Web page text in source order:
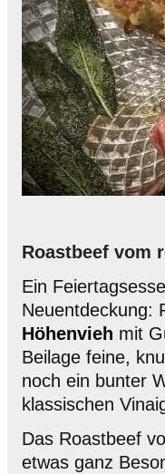
Roastbeef vom
Ein
Neuentdeckung:
Höhenvieh mit
Beilage feine,
noch ein bunter
klassischen
Das Roastbeef
etwas ganz